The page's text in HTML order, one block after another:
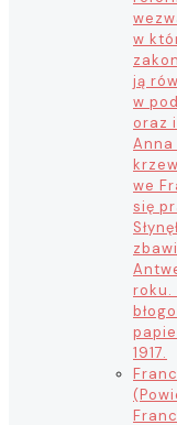
w
ją
w
oraz
Anna
we
się
roku.
1917.